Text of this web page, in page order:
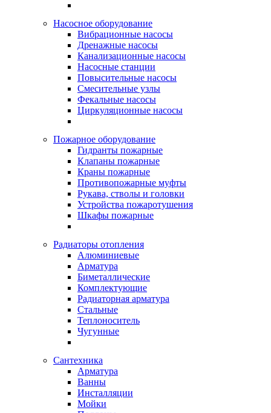
Насосное оборудование
Вибрационные насосы
Дренажные насосы
Канализационные насосы
Насосные станции
Повысительные насосы
Смесительные узлы
Фекальные насосы
Циркуляционные насосы
Пожарное оборудование
Гидранты пожарные
Клапаны пожарные
Краны пожарные
Противопожарные муфты
Рукава, стволы и головки
Устройства пожаротушения
Шкафы пожарные
Радиаторы отопления
Алюминиевые
Арматура
Биметаллические
Комплектующие
Радиаторная арматура
Стальные
Теплоноситель
Чугунные
Сантехника
Арматура
Ванны
Инсталляции
Мойки